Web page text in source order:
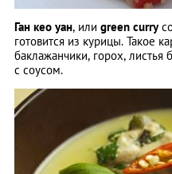
Ган кео уан, или green curry
готовится из курицы. Такое
баклажанчики, горох, листья
с соусом.